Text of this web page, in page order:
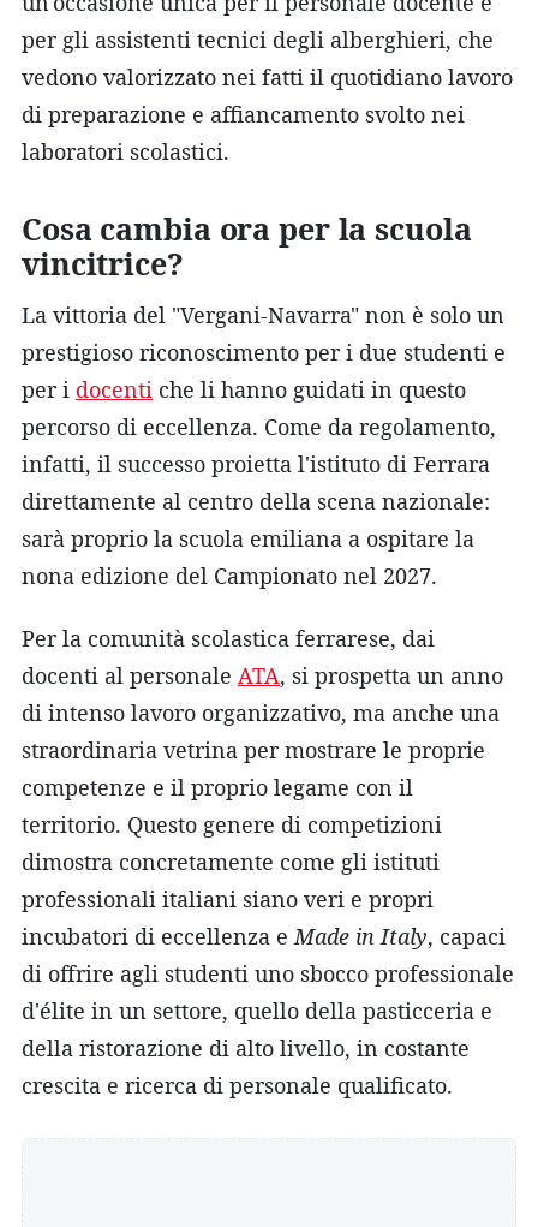
per gli assistenti tecnici degli alberghieri, che
vedono valorizzato nei fatti il quotidiano lavoro
di preparazione e affiancamento svolto nei
laboratori scolastici.
Cosa cambia ora per la scuola
vincitrice?
La vittoria del "Vergani-Navarra" non è solo un
prestigioso riconoscimento per i due studenti e
per i docenti che li hanno guidati in questo
percorso di eccellenza. Come da regolamento,
infatti, il successo proietta l'istituto di Ferrara
direttamente al centro della scena nazionale:
sarà proprio la scuola emiliana a ospitare la
nona edizione del Campionato nel 2027.
Per la comunità scolastica ferrarese, dai
docenti al personale ATA, si prospetta un anno
di intenso lavoro organizzativo, ma anche una
straordinaria vetrina per mostrare le proprie
competenze e il proprio legame con il
territorio. Questo genere di competizioni
dimostra concretamente come gli istituti
professionali italiani siano veri e propri
incubatori di eccellenza eMade in Italy, capaci
di offrire agli studenti uno sbocco professionale
d'élite in un settore, quello della pasticceria e
della ristorazione di alto livello, in costante
crescita e ricerca di personale qualificato.